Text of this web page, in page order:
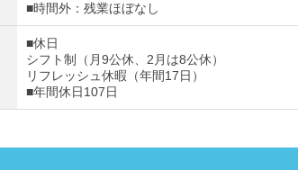
■時間外：残業ほぼなし
■休日
シフト制（月9公休、2月は8公休）
リフレッシュ休暇（年間17日）
■年間休日107日